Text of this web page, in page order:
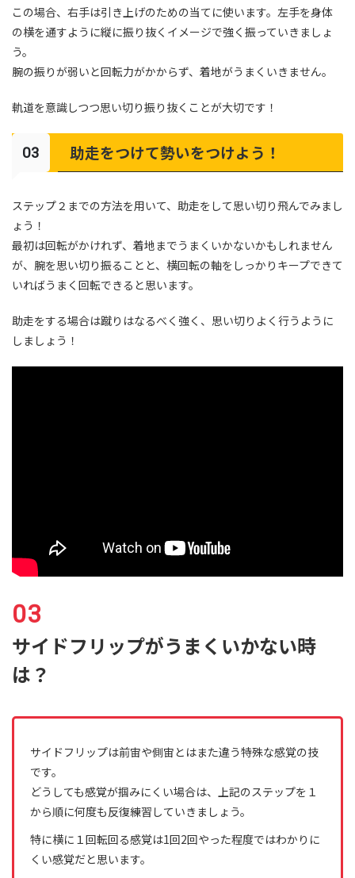
この場合、右手は引き上げのための当てに使います。左手を身体
の横を通すように縦に振り抜くイメージで強く振っていきましょ
う。
腕の振りが弱いと回転力がかからず、着地がうまくいきません。
軌道を意識しつつ思い切り振り抜くことが大切です！
助走をつけて勢いをつけよう！
ステップ２までの方法を用いて、助走をして思い切り飛んでみまし
ょう！
最初は回転がかけれず、着地までうまくいかないかもしれません
が、腕を思い切り振ることと、横回転の軸をしっかりキープできて
いればうまく回転できると思います。
助走をする場合は蹴りはなるべく強く、思い切りよく行うように
しましょう！
サイドフリップがうまくいかない時
は？
サイドフリップは前宙や側宙とはまた違う特殊な感覚の技
です。
どうしても感覚が掴みにくい場合は、上記のステップを１
から順に何度も反復練習していきましょう。
特に横に１回転回る感覚は1回2回やった程度ではわかりに
くい感覚だと思います。